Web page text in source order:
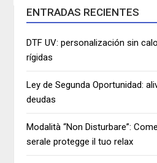
ENTRADAS RECIENTES
DTF UV: personalización sin
rígidas
Ley de Segunda Oportunidad:
deudas
Modalità “Non Disturbare”:
serale protegge il tuo relax